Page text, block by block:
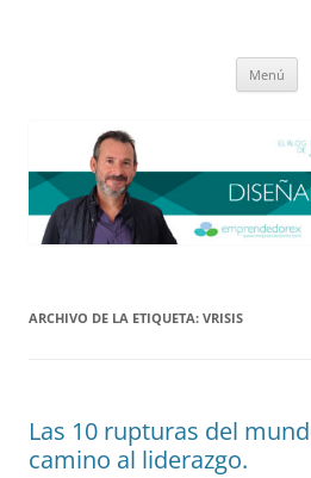
Menú
ARCHIVO DE LA ETIQUETA: VRISIS
Las 10 rupturas del
camino al liderazgo.